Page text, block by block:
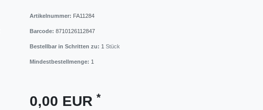
Artikelnummer: FA11284
Barcode: 8710126112847
Bestellbar in Schritten zu: 1 Stück
Mindestbestellmenge: 1
0,00 EUR *